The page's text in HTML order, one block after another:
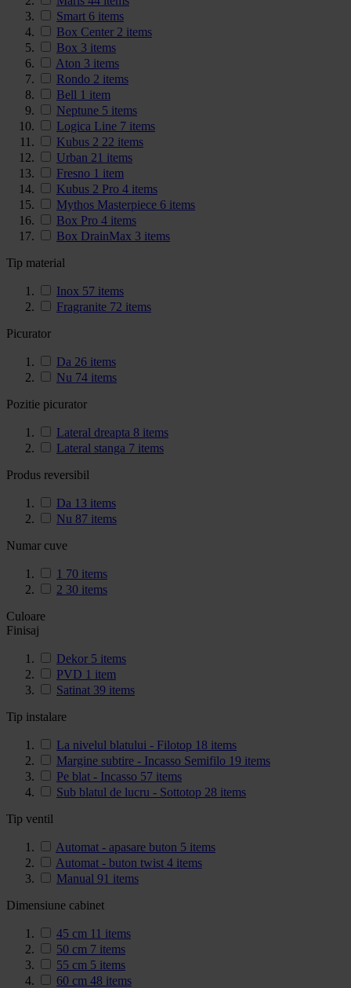
Smart 6 items
Box Center 2 items
Box 3 items
Aton 3 items
Rondo 2 items
Bell 1 item
Neptune 5 items
Logica Line 7 items
Kubus 2 22 items
Urban 21 items
Fresno 1 item
Kubus 2 Pro 4 items
Mythos Masterpiece 6 items
Box Pro 4 items
Box DrainMax 3 items
Tip material
Inox 57 items
Fragranite 72 items
Picurator
Da 26 items
Nu 74 items
Pozitie picurator
Lateral dreapta 8 items
Lateral stanga 7 items
Produs reversibil
Da 13 items
Nu 87 items
Numar cuve
1 70 items
2 30 items
Culoare
Finisaj
Dekor 5 items
PVD 1 item
Satinat 39 items
Tip instalare
La nivelul blatului - Filotop 18 items
Margine subtire - Incasso Semifilo 19 items
Pe blat - Incasso 57 items
Sub blatul de lucru - Sottotop 28 items
Tip ventil
Automat - apasare buton 5 items
Automat - buton twist 4 items
Manual 91 items
Dimensiune cabinet
45 cm 11 items
50 cm 7 items
55 cm 5 items
60 cm 48 items